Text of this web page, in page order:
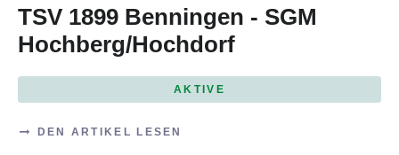
TSV 1899 Benningen - SGM
Hochberg/Hochdorf
AKTIVE
DEN ARTIKEL LESEN